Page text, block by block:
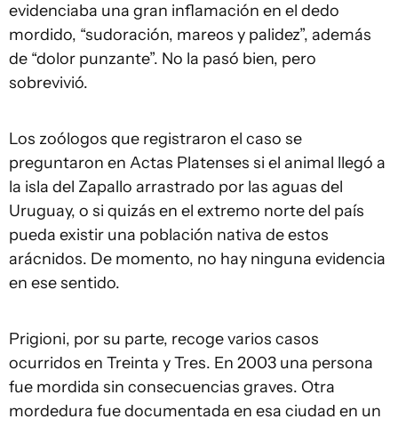
evidenciaba una gran inflamación en el dedo
mordido, “sudoración, mareos y palidez”, además
de “dolor punzante”. No la pasó bien, pero
sobrevivió.
Los zoólogos que registraron el caso se
preguntaron en Actas Platenses si el animal llegó a
la isla del Zapallo arrastrado por las aguas del
Uruguay, o si quizás en el extremo norte del país
pueda existir una población nativa de estos
arácnidos. De momento, no hay ninguna evidencia
en ese sentido.
Prigioni, por su parte, recoge varios casos
ocurridos en Treinta y Tres. En 2003 una persona
fue mordida sin consecuencias graves. Otra
mordedura fue documentada en esa ciudad en un